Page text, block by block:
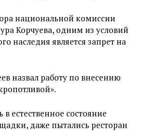
национальной комиссии
Корчуева, одним из условий
наследия является запрет на
назвал работу по внесению
естественное состояние
даже пытались ресторан